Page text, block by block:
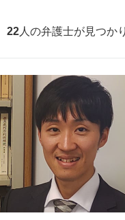
22 人の弁護士が見つか